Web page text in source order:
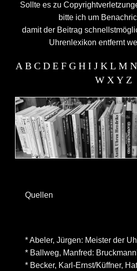
Sollte es zu
bitte ich um
damit der Beitrag
Uhrenlexikon entfernt
A B C D E F G H I J K L M N
W X Y Z
Quellen
* Abeler, Jürgen: Meister der
* Ballweg, Manfred:
* Becker, Karl-Ernst/Küffner,